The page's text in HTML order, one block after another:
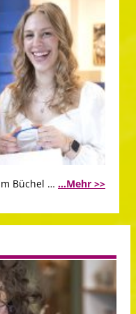
Büchel … ...Mehr >>